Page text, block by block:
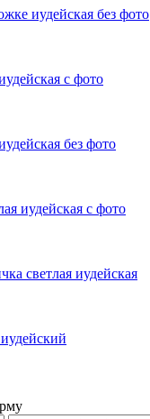
иудейская без фото
с фото
без фото
иудейская с фото
светлая иудейская